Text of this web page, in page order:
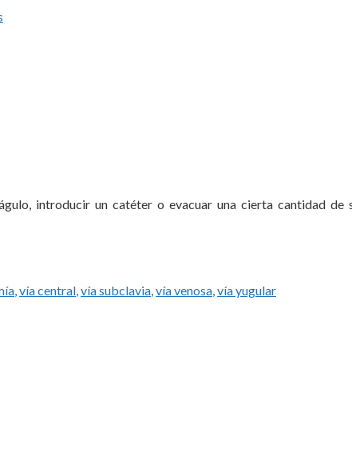
introducir un catéter o evacuar una cierta cantidad de
,vía central,vía subclavia,vía venosa,vía yugular